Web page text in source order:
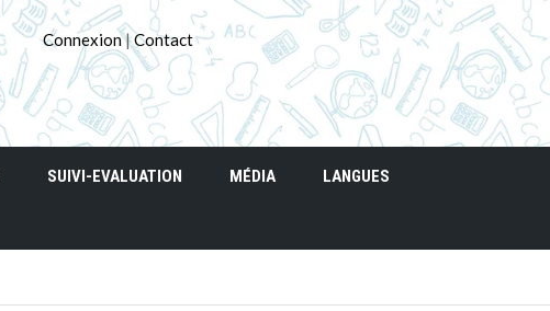
Connexion|Contact
SUIVI-EVALUATION MÉDIA LANGUES